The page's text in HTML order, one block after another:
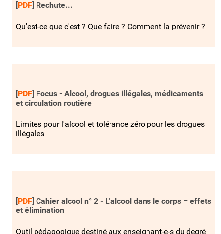
[PDF] Rechute...
Qu'est-ce que c'est ? Que faire ? Comment la prévenir ?
[PDF] Focus - Alcool, drogues illégales, médicaments
et circulation routière
Limites pour l'alcool et tolérance zéro pour les drogues
illégales
[PDF] Cahier alcool n° 2 - L’alcool dans le corps – effets
et élimination
Outil pédagogique destiné aux enseignant-e-s du degré